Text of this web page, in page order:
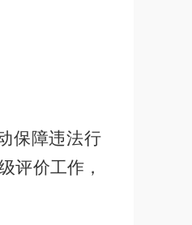
保障违法行
评价工作，